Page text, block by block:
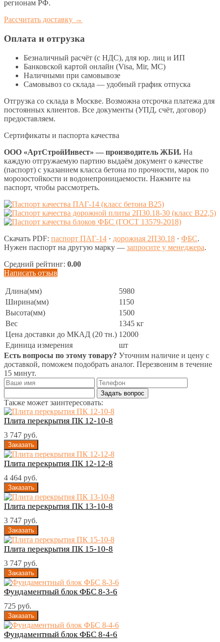
регионам РФ.
Рассчитать доставку →
Оплата и отгрузка
Безналичный расчёт (с НДС), для юр. лиц и ИП
Банковской картой онлайн (Visa, Mir, МС)
Наличными при самовывозе
Самовывоз со склада — удобный график отпуска
Отгрузка со склада в Москве. Возможна отсрочка платежа для
постоянных клиентов. Все документы (УПД, счёт, договор)
предоставляем.
Сертификаты и паспорта качества
ООО «АртСтройИнвест» — производитель ЖБИ. На
каждую отгружаемую партию выдаём документ о качестве
(паспорт) с указанием класса бетона по прочности, марок по
морозостойкости и водонепроницаемости. Нажмите на
паспорт, чтобы рассмотреть.
Скачать PDF: паспорт ПАГ-14 · дорожная 2П30.18 · ФБС.
Нужен паспорт на другую марку — запросите у менеджера.
Средний рейтинг: 0.00
Написать отзыв
Длина(мм)
5980
Ширина(мм)
1150
Высота(мм)
1500
Вес
1345 кг
Цена доставки до МКАД (20 тн.) 12000
Единица измерения
шт
Есть вопросы по этому товару? Уточним наличие и цену с
доставкой, поможем подобрать аналог. Перезвоним в течение
15 минут.
Задать вопрос
Также может заинтересовать:
Плита перекрытия ПК 12-10-8
3 747 руб.
Плита перекрытия ПК 12-12-8
4 464 руб.
Плита перекрытия ПК 13-10-8
3 747 руб.
Плита перекрытия ПК 15-10-8
3 747 руб.
Фундаментный блок ФБС 8-3-6
725 руб.
Фундаментный блок ФБС 8-4-6